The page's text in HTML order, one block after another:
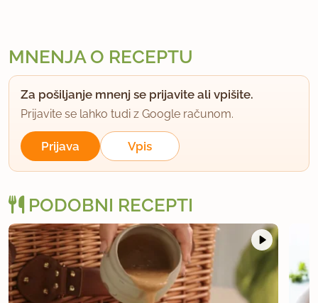
MNENJA O RECEPTU
Za pošiljanje mnenj se prijavite ali vpišite.
Prijavite se lahko tudi z Google računom.
Prijava Vpis
PODOBNI RECEPTI